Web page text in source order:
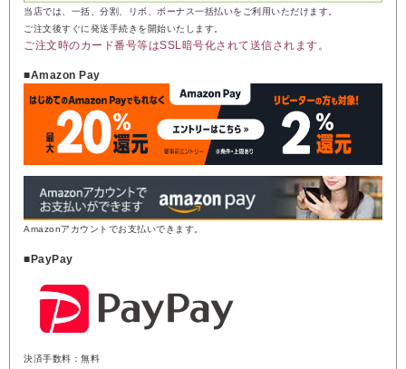
当店では、一括、分割、リボ、ボーナス一括払いをご利用いただけます。
ご注文後すぐに発送手続きを開始いたします。
ご注文時のカード番号等はSSL暗号化されて送信されます。
■Amazon Pay
Amazonアカウントでお支払いできます。
■PayPay
決済手数料：無料